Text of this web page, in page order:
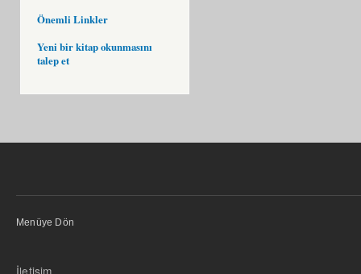
Önemli Linkler
Yeni bir kitap okunmasını
talep et
Menüye Dön
İletişim